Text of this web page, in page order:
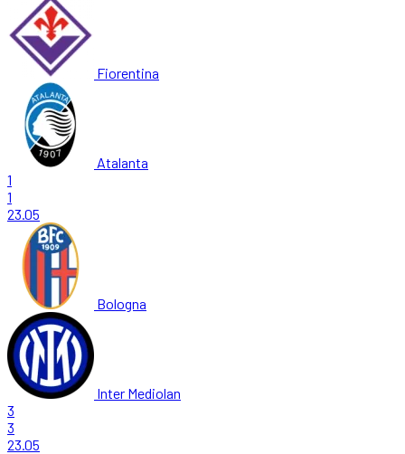
Fiorentina
Atalanta
1
1
23.05
Bologna
Inter Mediolan
3
3
23.05